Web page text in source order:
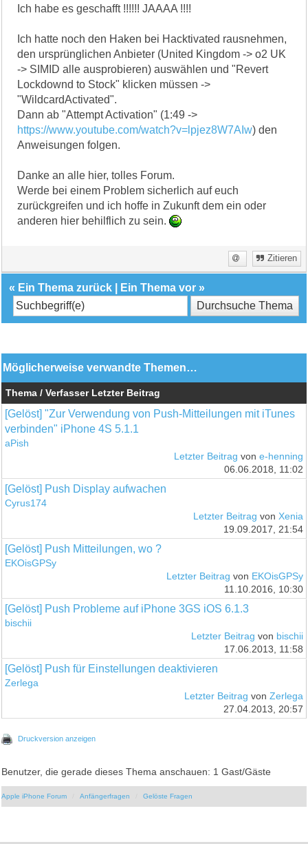
Ich habe es geschafft !!!!!! JAAAA !!!!
Ich hatte noch den Haken bei Hacktivated rausnehmen,
den ursprünglichen Anbieter (United Kingdom -> o2 UK
-> SIMID alle ausprobieren) auswählen und "Revert
Lockdownd to Stock" klicken müssen ->
"WildcardActivated".
Dann ab "Attempt Activation" (1:49 ->
https://www.youtube.com/watch?v=lpjez8W7AIw) den
Anweisungen folgen.
Danke an alle hier, tolles Forum.
Werde bei einem Problem sicherlich auf euch
zurückgreifen und ich hoffe in Zukunft dem ein oder
anderen hier behilflich zu sein.
Zitieren
« Ein Thema zurück Ein Thema vor »
Möglicherweise verwandte Themen…
Thema / Verfasser Letzter Beitrag
[Gelöst] "Zur Verwendung von Push-Mitteilungen mit iTunes
verbinden" iPhone 4S 5.1.1
aPish
Letzter Beitrag von e-henning
06.06.2018, 11:02
[Gelöst] Push Display aufwachen
Cyrus174
Letzter Beitrag von Xenia
19.09.2017, 21:54
[Gelöst] Push Mitteilungen, wo ?
EKOisGPSy
Letzter Beitrag von EKOisGPSy
11.10.2016, 10:30
[Gelöst] Push Probleme auf iPhone 3GS iOS 6.1.3
bischii
Letzter Beitrag von bischii
17.06.2013, 11:58
[Gelöst] Push für Einstellungen deaktivieren
Zerlega
Letzter Beitrag von Zerlega
27.04.2013, 20:57
Druckversion anzeigen
Benutzer, die gerade dieses Thema anschauen: 1 Gast/Gäste
Apple iPhone Forum Anfängerfragen Gelöste Fragen